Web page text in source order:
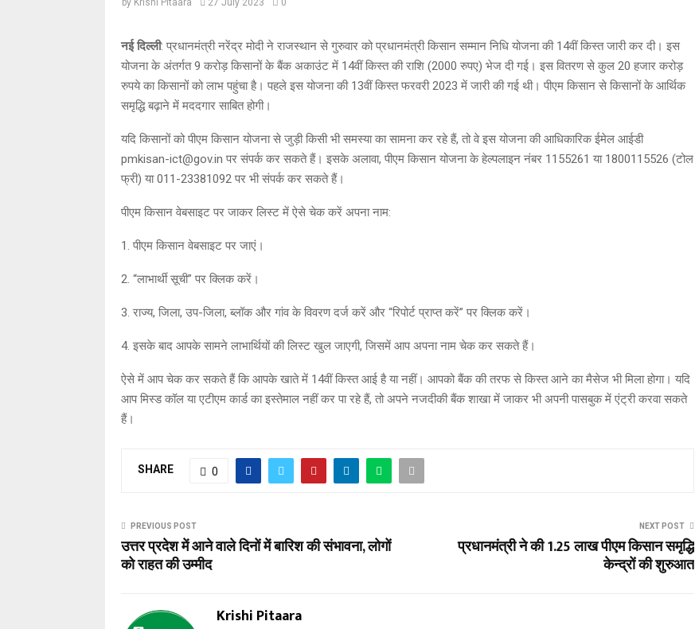
by Krishi Pitaara 27 July 2023 0
नई दिल्ली: प्रधानमंत्री नरेंद्र मोदी ने राजस्थान से गुरुवार को प्रधानमंत्री किसान सम्मान निधि योजना की 14वीं किस्त जारी कर दी। इस
योजना के अंतर्गत 9 करोड़ किसानों के बैंक अकाउंट में 14वीं किस्त की राशि (2000 रुपए) भेज दी गई। इस वितरण से कुल 20 हजार करोड़
रुपये का किसानों को लाभ पहुंचा है। पहले इस योजना की 13वीं किस्त फरवरी 2023 में जारी की गई थी। पीएम किसान से किसानों के आर्थिक
समृद्धि बढ़ाने में मददगार साबित होगी।
यदि किसानों को पीएम किसान योजना से जुड़ी किसी भी समस्या का सामना कर रहे हैं, तो वे इस योजना की आधिकारिक ईमेल आईडी
pmkisan-ict@gov.in पर संपर्क कर सकते हैं। इसके अलावा, पीएम किसान योजना के हेल्पलाइन नंबर 1155261 या 1800115526 (टोल
फ्री) या 011-23381092 पर भी संपर्क कर सकते हैं।
पीएम किसान वेबसाइट पर जाकर लिस्ट में ऐसे चेक करें अपना नाम:
1. पीएम किसान वेबसाइट पर जाएं।
2. “लाभार्थी सूची” पर क्लिक करें।
3. राज्य, जिला, उप-जिला, ब्लॉक और गांव के विवरण दर्ज करें और “रिपोर्ट प्राप्त करें” पर क्लिक करें।
4. इसके बाद आपके सामने लाभार्थियों की लिस्ट खुल जाएगी, जिसमें आप अपना नाम चेक कर सकते हैं।
ऐसे में आप चेक कर सकते हैं कि आपके खाते में 14वीं किस्त आई है या नहीं। आपको बैंक की तरफ से किस्त आने का मैसेज भी मिला होगा। यदि
आप मिस्ड कॉल या एटीएम कार्ड का इस्तेमाल नहीं कर पा रहे हैं, तो अपने नजदीकी बैंक शाखा में जाकर भी अपनी पासबुक में एंट्री करवा सकते
हैं।
SHARE 0
PREVIOUS POST
उत्तर प्रदेश में आने वाले दिनों में बारिश की संभावना, लोगों
को राहत की उम्मीद
NEXT POST
प्रधानमंत्री ने की 1.25 लाख पीएम किसान समृद्धि
केन्द्रों की शुरुआत
Krishi Pitaara